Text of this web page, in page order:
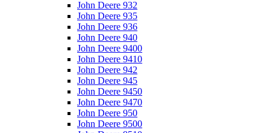
John Deere 932
John Deere 935
John Deere 936
John Deere 940
John Deere 9400
John Deere 9410
John Deere 942
John Deere 945
John Deere 9450
John Deere 9470
John Deere 950
John Deere 9500